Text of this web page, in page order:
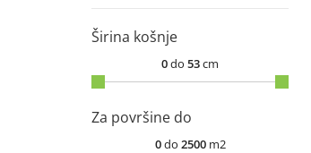
Širina košnje
0do 53cm
Za površine do
0do 2500m2